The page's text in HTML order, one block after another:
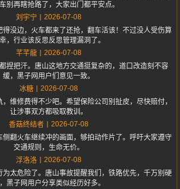
别再瞎抢路了，大家出门都平安点。
刘宇宁
2026-07-08
没边，火车都来了还抢，翻车活该！不过没人受伤算
，行业该反思反思管理漏洞了。
芊芊龍
2026-07-08
捏把汗。唐山这地方交通挺复杂的，道口改造刻不容
缓，黑子网用户们意见一致。
冰糖
2026-07-08
维修费得不少吧。希望保险公司别扯皮，尽快赔付，
让涉事双方都吸取教训。
香菇终结者
2026-07-08
翻火车继续冲的画面，够拍动作片了。呼吁大家遵守
交通规则，生命无价。
浮洛洛
2026-07-08
太危险了。唐山事故提醒我们，铁路优先，千万别硬
黑子网用户分享类似经历好多。